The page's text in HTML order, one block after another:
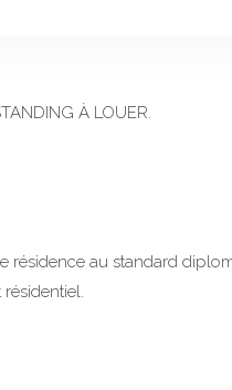
À LOUER.
résidence au standard